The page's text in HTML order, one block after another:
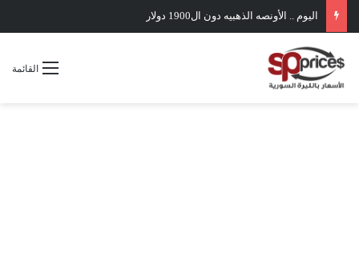
اليوم .. الأونصه الذهبيه دون ال1900 دولار
القائمة